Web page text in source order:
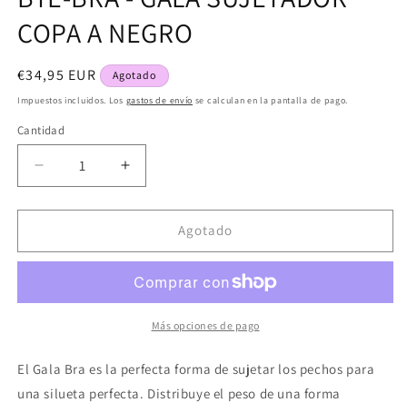
modal
COPA A NEGRO
Precio
habitual
€34,95 EUR Agotado
Impuestos incluidos. Los gastos de envío se calculan en la pantalla de pago.
Cantidad
Reducir
cantidad
para
BRA
SUJETADOR
NEGRO
Aumentar
cantidad
para
BRA
GALA
SUJETADOR
COPA
NEGRO
Agotado
Más opciones de pago
El Gala Bra es la perfecta forma de sujetar los pechos para
una silueta perfecta. Distribuye el peso de una forma